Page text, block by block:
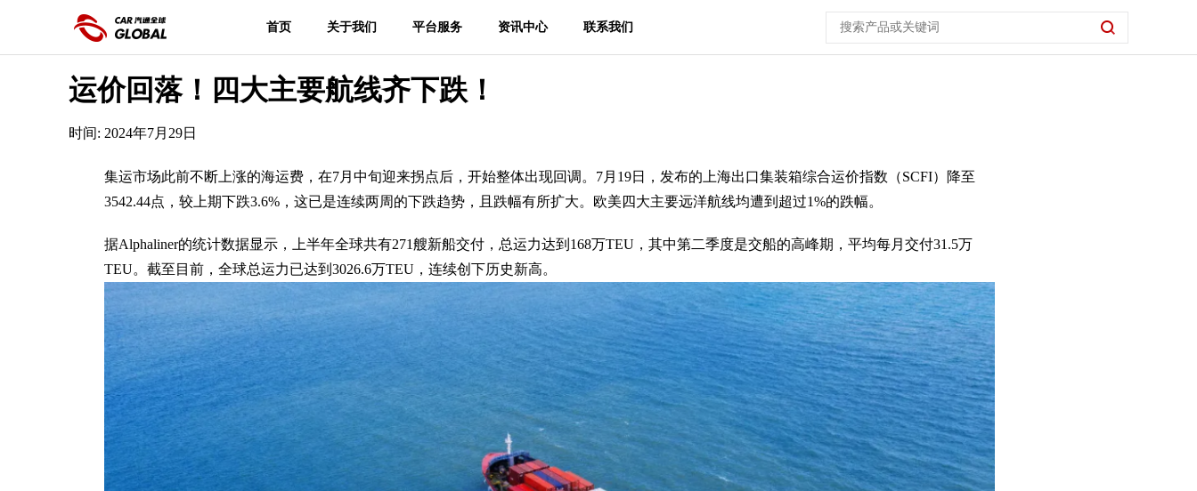
首页 关于我们 平台服务 资讯中心 联系我们
运价回落！四大主要航线齐下跌！
时间: 2024年7月29日
集运市场此前不断上涨的海运费，在7月中旬迎来拐点后，开始整体出现回调。7月19日，发布的上海出口集装箱综合运价指数（SCFI）降至
3542.44点，较上期下跌3.6%，这已是连续两周的下跌趋势，且跌幅有所扩大。欧美四大主要远洋航线均遭到超过1%的跌幅。
据Alphaliner的统计数据显示，上半年全球共有271艘新船交付，总运力达到168万TEU，其中第二季度是交船的高峰期，平均每月交付31.5万
TEU。截至目前，全球总运力已达到3026.6万TEU，连续创下历史新高。